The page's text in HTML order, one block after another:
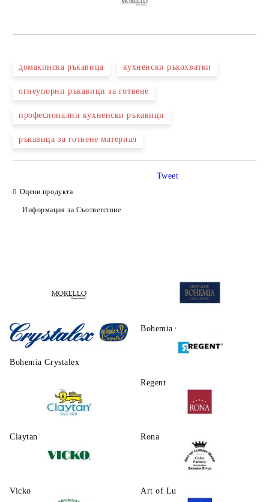
домакинска ръкавица кухненски ръкохватки
огнеупорни ръкавици за готвене
професионални кухненски ръкавици
ръкавица за готвене материал
Оцени продукта
Информация за Съответствие
Tweet
Morello Bohemia Crystalite
Bohemia Crystalex
Regent
Claytаn Rona
Vicko Art of Luxury Ware